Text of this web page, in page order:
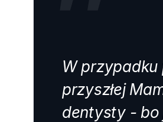
W
przyszłej
dentysty - bo